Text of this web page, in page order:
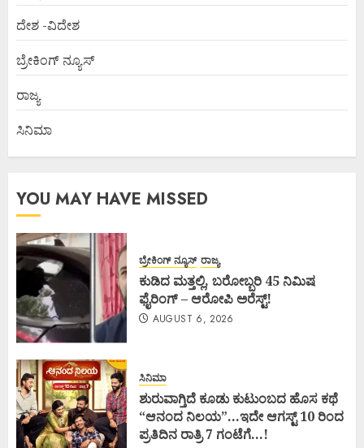
ದೇಶ -ವಿದೇಶ
ಬ್ರೇಕಿಂಗ್ ನ್ಯೂಸ್
ರಾಜ್ಯ
ಸಿನಿಮಾ
YOU MAY HAVE MISSED
ಬ್ರೇಕಿಂಗ್ ನ್ಯೂಸ್ ರಾಜ್ಯ
ಕುಡಿದ ಮತ್ತಲ್ಲಿ, ಬರೋಬ್ಬರಿ 45 ನಿಮಿಷ
ಫೈರಿಂಗ್ – ಆರೋಪಿ ಅರೆಸ್ಟ್!
AUGUST 6, 2026
ಸಿನಿಮಾ
ಶುರುವಾಗ್ತಿದೆ ಕೂಡು ಕುಟುಂಬದ ಹೊಸ ಕಥೆ
“ಆನಂದ ನಿಲಯ”…ಇದೇ ಆಗಸ್ಟ್ 10 ರಿಂದ
ಪ್ರತಿದಿನ ರಾತ್ರಿ 7 ಗಂಟೆಗೆ…!